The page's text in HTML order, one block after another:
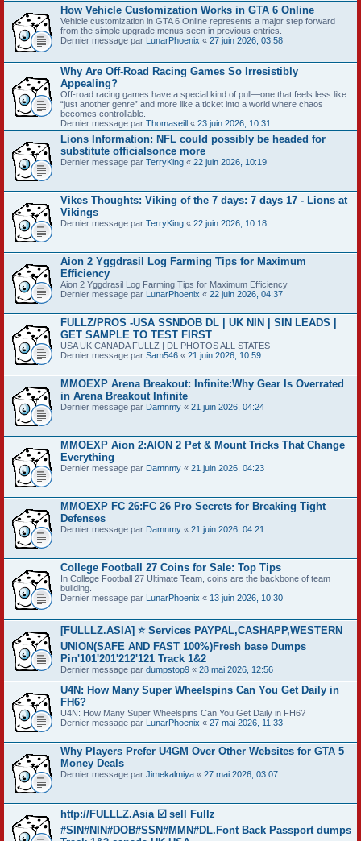
How Vehicle Customization Works in GTA 6 Online
Vehicle customization in GTA 6 Online represents a major step forward
from the simple upgrade menus seen in previous entries.
Dernier message par LunarPhoenix « 27 juin 2026, 03:58
Why Are Off-Road Racing Games So Irresistibly
Appealing?
Off-road racing games have a special kind of pull—one that feels less like
“just another genre” and more like a ticket into a world where chaos
becomes controllable.
Dernier message par Thomaseill « 23 juin 2026, 10:31
Lions Information: NFL could possibly be headed for
substitute officialsonce more
Dernier message par TerryKing « 22 juin 2026, 10:19
Vikes Thoughts: Viking of the 7 days: 7 days 17 - Lions at
Vikings
Dernier message par TerryKing « 22 juin 2026, 10:18
Aion 2 Yggdrasil Log Farming Tips for Maximum
Efficiency
Aion 2 Yggdrasil Log Farming Tips for Maximum Efficiency
Dernier message par LunarPhoenix « 22 juin 2026, 04:37
FULLZ/PROS -USA SSNDOB DL | UK NIN | SIN LEADS |
GET SAMPLE TO TEST FIRST
USA UK CANADA FULLZ | DL PHOTOS ALL STATES
Dernier message par Sam546 « 21 juin 2026, 10:59
MMOEXP Arena Breakout: Infinite:Why Gear Is Overrated
in Arena Breakout Infinite
Dernier message par Damnmy « 21 juin 2026, 04:24
MMOEXP Aion 2:AION 2 Pet & Mount Tricks That Change
Everything
Dernier message par Damnmy « 21 juin 2026, 04:23
MMOEXP FC 26:FC 26 Pro Secrets for Breaking Tight
Defenses
Dernier message par Damnmy « 21 juin 2026, 04:21
College Football 27 Coins for Sale: Top Tips
In College Football 27 Ultimate Team, coins are the backbone of team
building.
Dernier message par LunarPhoenix « 13 juin 2026, 10:30
[FULLLZ.ASIA] ⭐️ Services PAYPAL,CASHAPP,WESTERN
UNION(SAFE AND FAST 100%)Fresh base Dumps
Pin'101'201'212'121 Track 1&2
Dernier message par dumpstop9 « 28 mai 2026, 12:56
U4N: How Many Super Wheelspins Can You Get Daily in
FH6?
U4N: How Many Super Wheelspins Can You Get Daily in FH6?
Dernier message par LunarPhoenix « 27 mai 2026, 11:33
Why Players Prefer U4GM Over Other Websites for GTA 5
Money Deals
Dernier message par Jimekalmiya « 27 mai 2026, 03:07
http://FULLLZ.Asia ☑️ sell Fullz
#SIN#NIN#DOB#SSN#MMN#DL.Font Back Passport dumps